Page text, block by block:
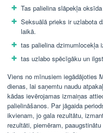
Tas palielina slāpekļa
Seksuālā prieks ir uzlabota
laikā.
tas palielina dzimumlocekļa
tas uzlabo spēcīgāku un
Viens no mīnusiem iegādājoties
dienas, lai saņemtu naudu
kādas ievērojamas izmaiņas
palielināšanos. Par jāgaida
ikvienam, jo ​​gala rezultātu,
rezultāti, piemēram,